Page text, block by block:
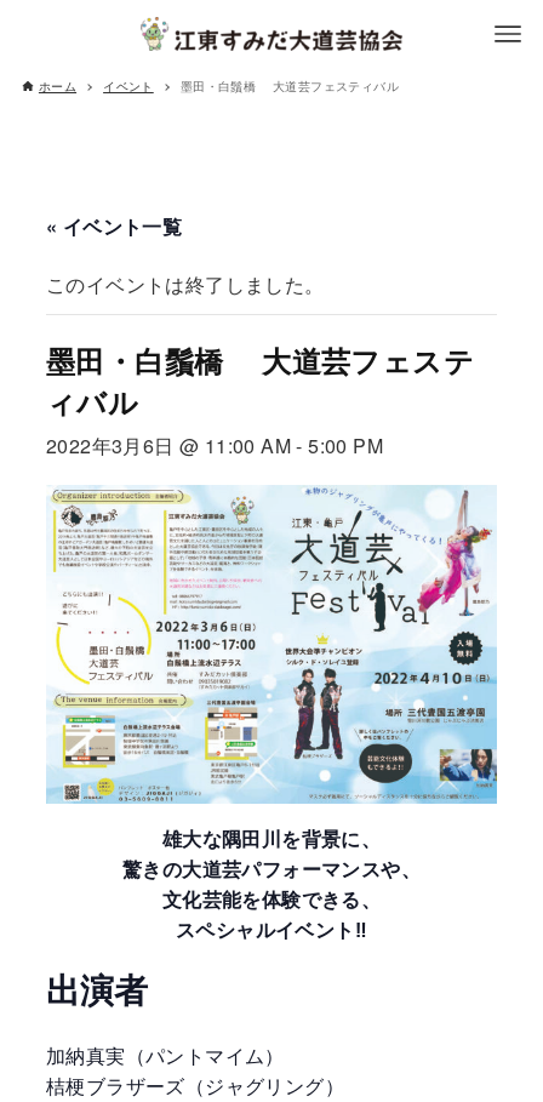
ホーム イベント 墨田・白鬚橋 大道芸フェスティバル
« イベント一覧
このイベントは終了しました。
墨田・白鬚橋 大道芸フェステ
ィバル
2022年3月6日 @ 11:00 AM-5:00 PM
雄大な隅田川を背景に、
驚きの大道芸パフォーマンスや、
文化芸能を体験できる、
スペシャルイベント‼︎
出演者
加納真実（パントマイム）
桔梗ブラザーズ（ジャグリング）